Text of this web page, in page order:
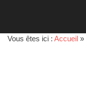
Vous êtes ici : Accueil »